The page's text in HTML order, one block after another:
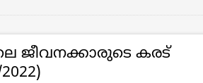
ജീവനക്കാരുടെ കരട്